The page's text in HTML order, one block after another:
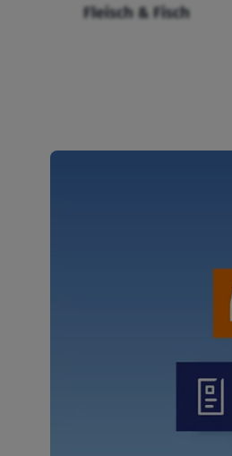
Fleisch & Fisch